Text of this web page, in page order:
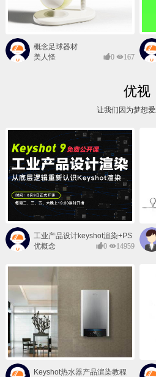
概念足球器材
美人怪
0 167
优视
让我们因为梦想
工业产品设计keyshot渲染+PS
后期班
优概念 0 14959
Keyshot热水器产品渲染教程